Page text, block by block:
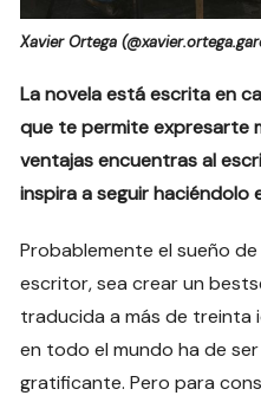
Xavier Ortega
La novela está escrita en
que te permite expresarte
ventajas encuentras al
inspira a seguir haciéndolo
Probablemente el sueño
escritor, sea crear un
traducida a más de treinta
en todo el mundo ha de
gratificante. Pero para